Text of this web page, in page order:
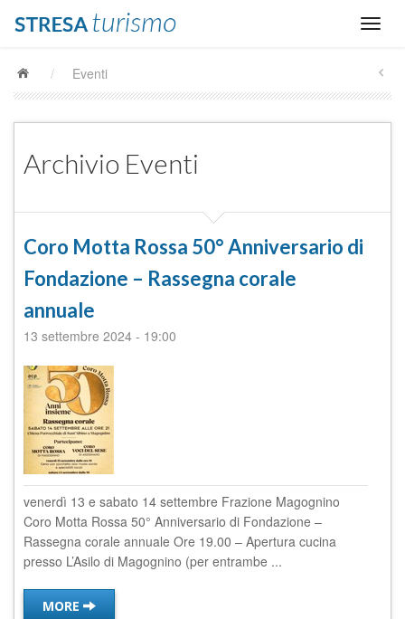
/ Eventi
Archivio Eventi
Coro Motta Rossa 50° Anniversario di
Fondazione – Rassegna corale
annuale
13 settembre 2024 - 19:00
venerdì 13 e sabato 14 settembre Frazione Magognino
Coro Motta Rossa 50° Anniversario di Fondazione –
Rassegna corale annuale Ore 19.00 – Apertura cucina
presso L’Asilo di Magognino (per entrambe ...
MORE